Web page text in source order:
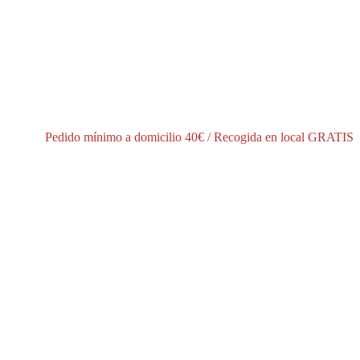
Pedido mínimo a domicilio 40€ / Recogida en local GRATIS